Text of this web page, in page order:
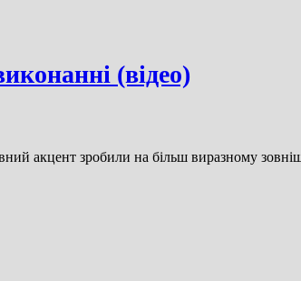
(відео)
акцент зробили на більш виразному